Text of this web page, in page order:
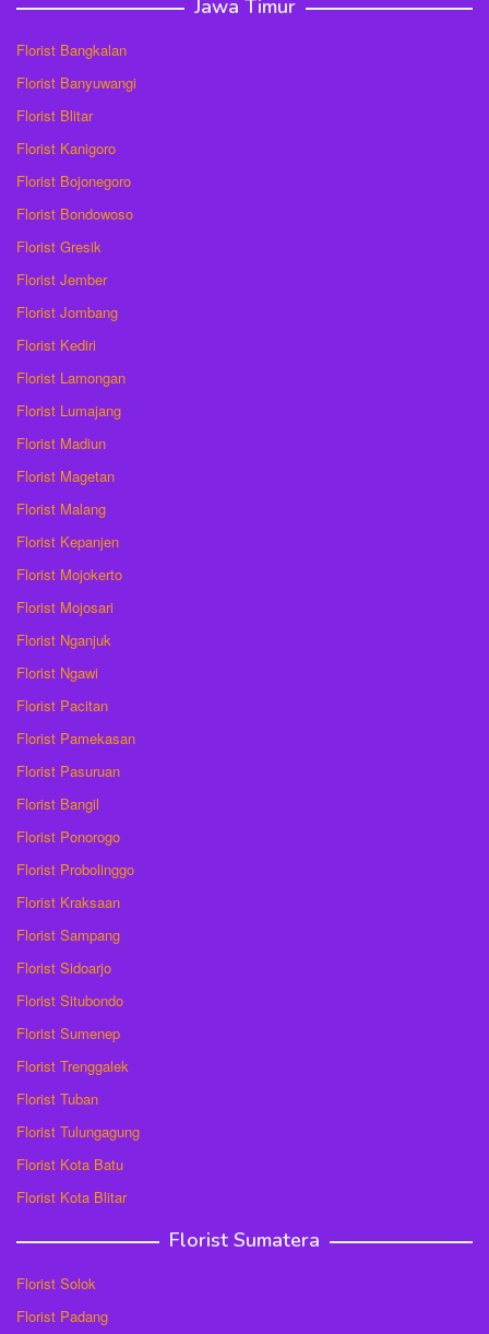
Jawa Timur
Florist Bangkalan
Florist Banyuwangi
Florist Blitar
Florist Kanigoro
Florist Bojonegoro
Florist Bondowoso
Florist Gresik
Florist Jember
Florist Jombang
Florist Kediri
Florist Lamongan
Florist Lumajang
Florist Madiun
Florist Magetan
Florist Malang
Florist Kepanjen
Florist Mojokerto
Florist Mojosari
Florist Nganjuk
Florist Ngawi
Florist Pacitan
Florist Pamekasan
Florist Pasuruan
Florist Bangil
Florist Ponorogo
Florist Probolinggo
Florist Kraksaan
Florist Sampang
Florist Sidoarjo
Florist Situbondo
Florist Sumenep
Florist Trenggalek
Florist Tuban
Florist Tulungagung
Florist Kota Batu
Florist Kota Blitar
Florist Sumatera
Florist Solok
Florist Padang